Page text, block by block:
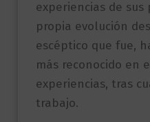
experiencias de sus
propia evolución
escéptico que fue,
más reconocido en
experiencias, tras
trabajo.